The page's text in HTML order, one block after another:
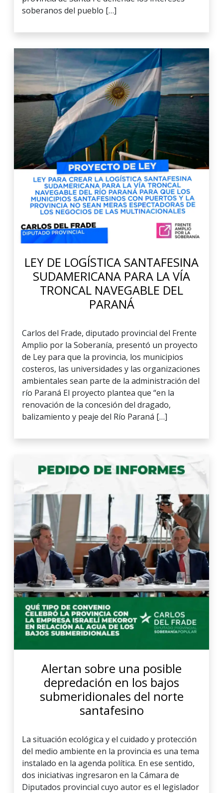
soberanos del pueblo […]
LEY DE LOGÍSTICA SANTAFESINA
SUDAMERICANA PARA LA VÍA
TRONCAL NAVEGABLE DEL
PARANÁ
Carlos del Frade, diputado provincial del Frente
Amplio por la Soberanía, presentó un proyecto
de Ley para que la provincia, los municipios
costeros, las universidades y las organizaciones
ambientales sean parte de la administración del
río Paraná El proyecto plantea que “en la
renovación de la concesión del dragado,
balizamiento y peaje del Río Paraná […]
Alertan sobre una posible
depredación en los bajos
submeridionales del norte
santafesino
La situación ecológica y el cuidado y protección
del medio ambiente en la provincia es una tema
instalado en la agenda política. En ese sentido,
dos iniciativas ingresaron en la Cámara de
Diputados provincial cuyo autor es el legislador